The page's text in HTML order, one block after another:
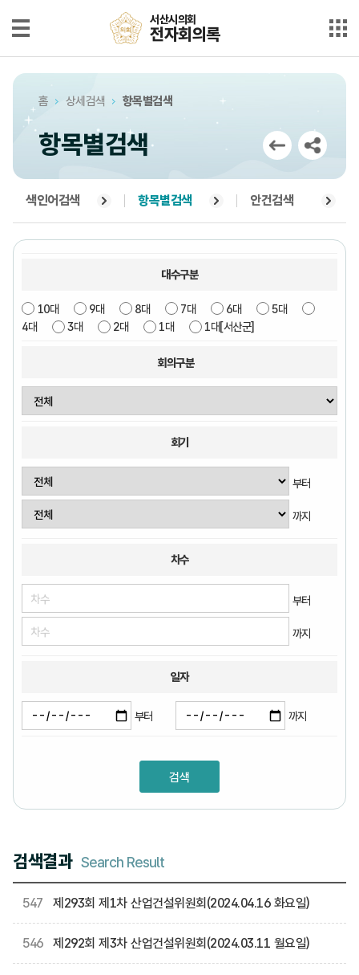
서산시의회
전자회의록
최근회의록
단순검색
상세검색
부록검색
의안정보
서산시의회
전자회의록
홈 상세검색 항목별검색
항목별검색
색인어검색 항목별검색 안건검색
대수구분
10대 9대 8대 7대 6대
5대
4대
3대 2대 1대 1대[서산군]
회의구분
회기
부터
까지
차수
부터
까지
일자
부터 까지
검색결과 Search Result
547 제293회 제1차 산업건설위원회(2024.04.16 화요일)
546 제292회 제3차 산업건설위원회(2024.03.11 월요일)